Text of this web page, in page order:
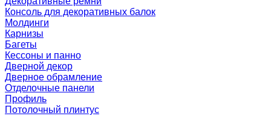
Консоль для декоративных балок
Молдинги
Карнизы
Багеты
Кессоны и панно
Дверной декор
Дверное обрамление
Отделочные панели
Профиль
Потолочный плинтус